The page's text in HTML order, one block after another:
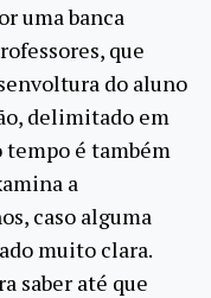
uma banca
que
do aluno
delimitado em
é também
a
caso alguma
muito clara.
saber até que